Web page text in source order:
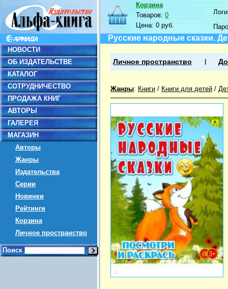
НОВОСТИ
ОБ ИЗДАТЕЛЬСТВЕ
КАТАЛОГ
СОТРУДНИЧЕСТВО
ПРОДАЖА КНИГ
АВТОРЫ
ГАЛЕРЕЯ
МАГАЗИН
Авторы
Жанры
Издательства
Серии
Новинки
Рейтинги
Корзина
Личное пространство
Поиск
Корзина
Товаров:0
Цена:0 руб.
Русские народные сказки.
Личное пространство
Жанры: Книги / Книги для детей /